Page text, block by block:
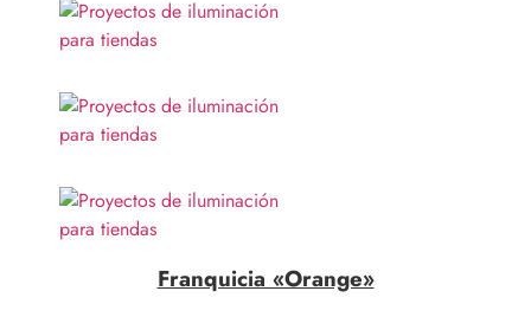
Franquicia «Orange»